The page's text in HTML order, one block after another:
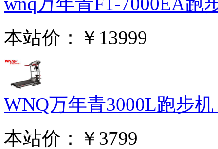
本站价：
￥13999
WNQ万年青3000L跑步
本站价：
￥3799